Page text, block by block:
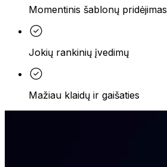
Momentinis šablonų pridėjimas
Jokių rankinių įvedimų
Mažiau klaidų ir gaišaties